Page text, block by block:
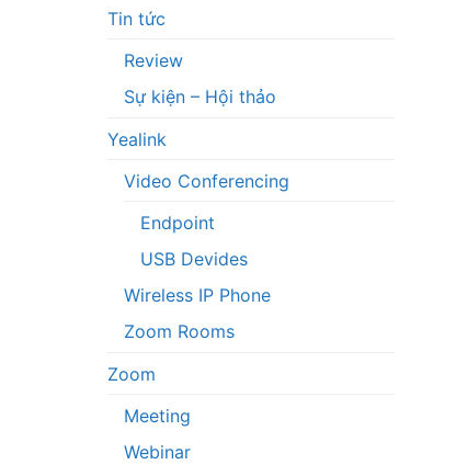
Tin tức
Review
Sự kiện – Hội thảo
Yealink
Video Conferencing
Endpoint
USB Devides
Wireless IP Phone
Zoom Rooms
Zoom
Meeting
Webinar